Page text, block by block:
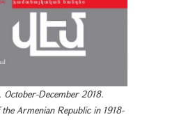
October-December 2018.
Armenian Republic in 1918-